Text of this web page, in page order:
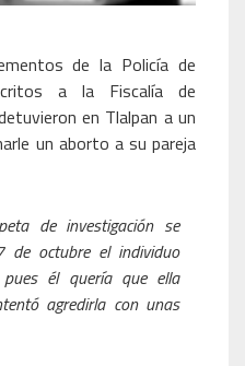
de la Policía de
a la Fiscalía de
en Tlalpan a un
un aborto a su pareja
de investigación se
octubre el individuo
él quería que ella
agredirla con unas